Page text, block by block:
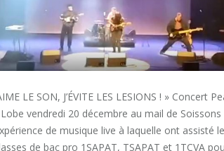
LE SON, J’ÉVITE LES LESIONS ! » Concert
vendredi 20 décembre au mail de Soissons
de musique live à laquelle ont assisté
de bac pro 1SAPAT, TSAPAT et 1TCVA